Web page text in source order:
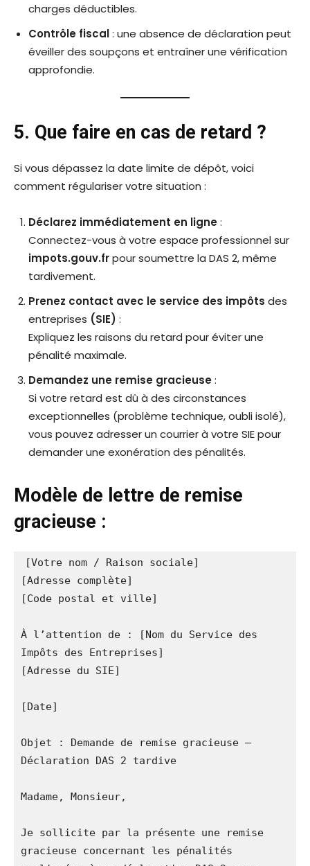
charges déductibles.
Contrôle fiscal: une absence de déclaration peut
éveiller des soupçons et entraîner une vérification
approfondie.
5. Que faire en cas de retard ?
Si vous dépassez la date limite de dépôt, voici
comment régulariser votre situation :
Déclarez immédiatement en ligne:
Connectez-vous à votre espace professionnel sur
impots.gouv.frpour soumettre la DAS 2, même
tardivement.
Prenez contact avec le service des impôts des
entreprises (SIE) :
Expliquez les raisons du retard pour éviter une
pénalité maximale.
Demandez une remise gracieuse:
Si votre retard est dû à des circonstances
exceptionnelles (problème technique, oubli isolé),
vous pouvez adresser un courrier à votre SIE pour
demander une exonération des pénalités.
Modèle de lettre de remise
gracieuse :
[Votre nom / Raison sociale]
[Adresse complète]
[Code postal et ville]
À l’attention de : [Nom du Service des
Impôts des Entreprises]
[Adresse du SIE]
[Date]
Objet : Demande de remise gracieuse –
Déclaration DAS 2 tardive
Madame, Monsieur,
Je sollicite par la présente une remise
gracieuse concernant les pénalités